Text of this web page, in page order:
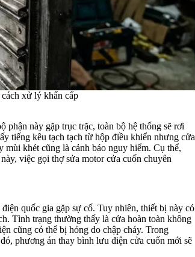
xử lý khẩn cấp
này gặp trục trặc, toàn bộ hệ thống sẽ rơi
tiếng kêu tạch tạch từ hộp điều khiển nhưng cửa
mùi khét cũng là cảnh báo nguy hiểm. Cụ thể,
việc gọi thợ sửa motor cửa cuốn chuyên
quốc gia gặp sự cố. Tuy nhiên, thiết bị này có
Tình trạng thường thấy là cửa hoàn toàn không
cũng có thể bị hỏng do chập cháy. Trong
phương án thay bình lưu điện cửa cuốn mới sẽ